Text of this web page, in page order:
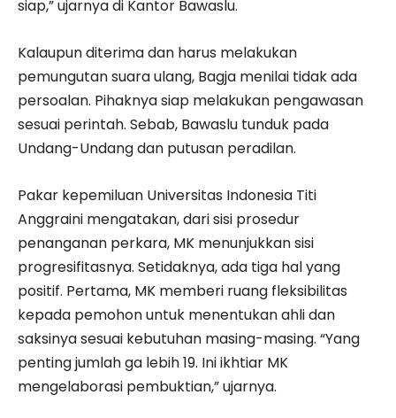
siap,” ujarnya di Kantor Bawaslu.
Kalaupun diterima dan harus melakukan
pemungutan suara ulang, Bagja menilai tidak ada
persoalan. Pihaknya siap melakukan pengawasan
sesuai perintah. Sebab, Bawaslu tunduk pada
Undang-Undang dan putusan peradilan.
Pakar kepemiluan Universitas Indonesia Titi
Anggraini mengatakan, dari sisi prosedur
penanganan perkara, MK menunjukkan sisi
progresifitasnya. Setidaknya, ada tiga hal yang
positif. Pertama, MK memberi ruang fleksibilitas
kepada pemohon untuk menentukan ahli dan
saksinya sesuai kebutuhan masing-masing. “Yang
penting jumlah ga lebih 19. Ini ikhtiar MK
mengelaborasi pembuktian,” ujarnya.